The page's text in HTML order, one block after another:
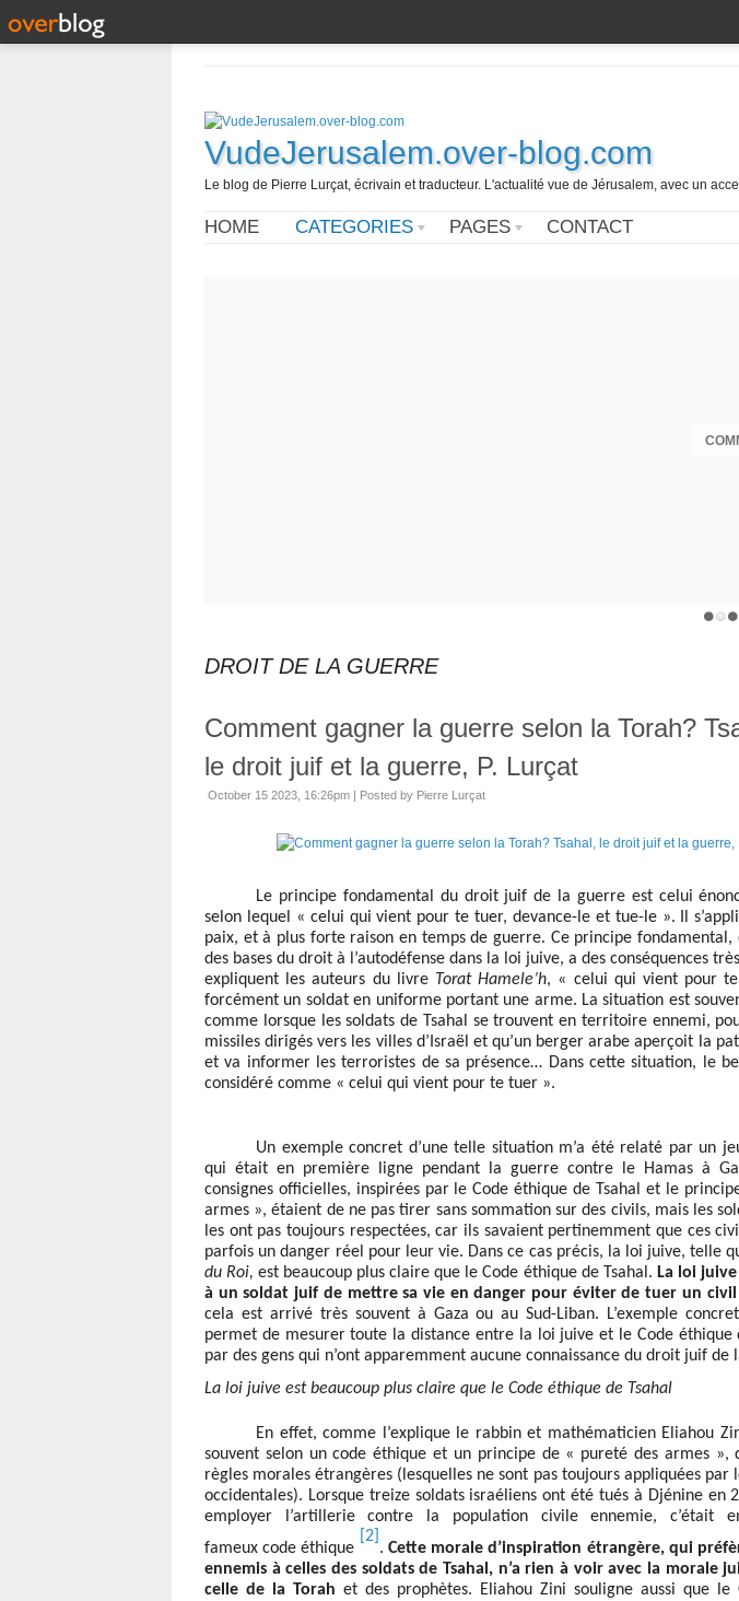
VudeJerusalem.over-blog.com
Le blog de Pierre Lurçat, écrivain et traducteur. L'actualité vue de Jérusalem, avec un
HOME CATEGORIES PAGES CONTACT
DROIT DE LA GUERRE
Comment gagner la guerre selon la Torah?
le droit juif et la guerre, P. Lurçat
October 15 2023, 16:26pm | Posted by Pierre Lurçat
Le principe fondamental du droit juif de la guerre est celui
selon lequel « celui qui vient pour te tuer, devance-le et tue-le ». Il
paix, et à plus forte raison en temps de guerre. Ce principe fondamental,
des bases du droit à l’autodéfense dans la loi juive, a des conséquences
expliquent les auteurs du livre Torat Hamele’h, « celui qui vient pour te
forcément un soldat en uniforme portant une arme. La situation est
comme lorsque les soldats de Tsahal se trouvent en territoire ennemi,
missiles dirigés vers les villes d’Israël et qu’un berger arabe aperçoit la
et va informer les terroristes de sa présence… Dans cette situation, le
considéré comme « celui qui vient pour te tuer ».
Un exemple concret d’une telle situation m’a été relaté par un
qui était en première ligne pendant la guerre contre le Hamas à
consignes officielles, inspirées par le Code éthique de Tsahal et le
armes », étaient de ne pas tirer sans sommation sur des civils, mais les
les ont pas toujours respectées, car ils savaient pertinemment que ces
parfois un danger réel pour leur vie. Dans ce cas précis, la loi juive, telle
du Roi, est beaucoup plus claire que le Code éthique de Tsahal. La loi
à un soldat juif de mettre sa vie en danger pour éviter de tuer un civil
cela est arrivé très souvent à Gaza ou au Sud-Liban. L’exemple
permet de mesurer toute la distance entre la loi juive et le Code éthique
par des gens qui n’ont apparemment aucune connaissance du droit juif de
La loi juive est beaucoup plus claire que le Code éthique de Tsahal
En effet, comme l’explique le rabbin et mathématicien Eliahou
souvent selon un code éthique et un principe de « pureté des armes »,
règles morales étrangères (lesquelles ne sont pas toujours appliquées par
occidentales). Lorsque treize soldats israéliens ont été tués à Djénine en
employer l’artillerie contre la population civile ennemie, c’était
fameux code éthique
[2]
. Cette morale d’inspiration étrangère, qui
ennemis à celles des soldats de Tsahal, n’a rien à voir avec la morale
celle de la Torah et des prophètes. Eliahou Zini souligne aussi que le